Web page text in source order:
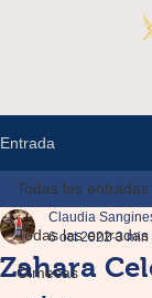
Entrada
Todas las entradas
Olmecas
Todas las entradas
Zahara
Claudia
6 oct 2022 3 min